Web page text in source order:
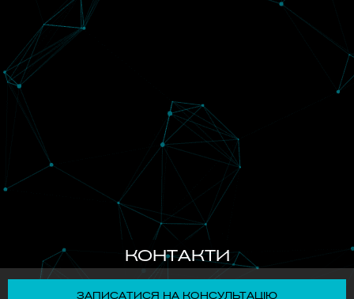
КОНТАКТИ
ЗАПИСАТИСЯ НА КОНСУЛЬТАЦІЮ